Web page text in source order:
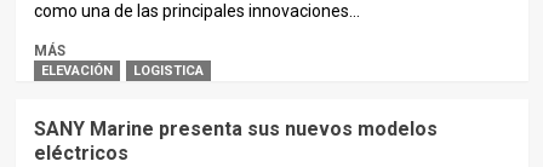
como una de las principales innovaciones...
MÁS
ELEVACIÓN LOGISTICA
SANY Marine presenta sus nuevos modelos
eléctricos